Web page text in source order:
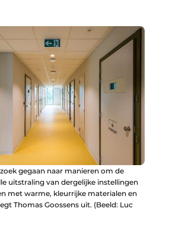
zoek gegaan naar manieren om de
uitstraling van dergelijke instellingen
met warme, kleurrijke materialen en
Thomas Goossens uit. (Beeld: Luc